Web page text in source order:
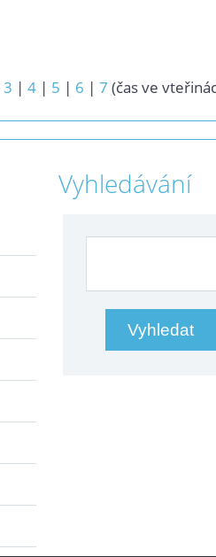
3 | 4 | 5 | 6 | 7 (čas ve
Vyhledávání